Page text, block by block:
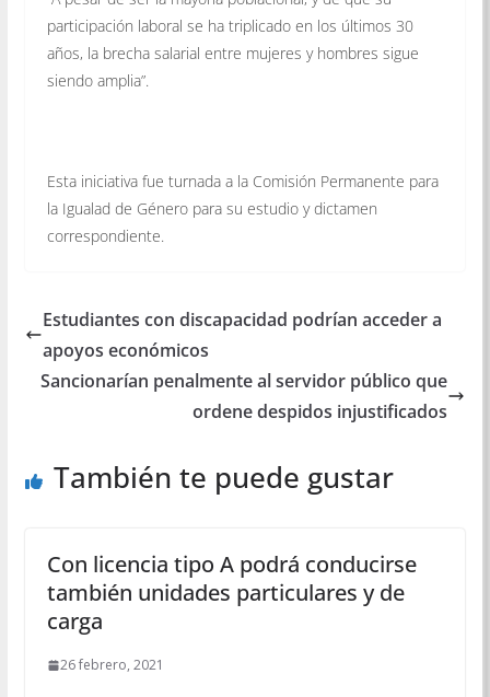
participación laboral se ha triplicado en los últimos 30
años, la brecha salarial entre mujeres y hombres sigue
siendo amplia”.
Esta iniciativa fue turnada a la Comisión Permanente para
la Igualad de Género para su estudio y dictamen
correspondiente.
Estudiantes con discapacidad podrían acceder a
apoyos económicos
Sancionarían penalmente al servidor público que
ordene despidos injustificados
También te puede gustar
Con licencia tipo A podrá conducirse
también unidades particulares y de
carga
26 febrero, 2021